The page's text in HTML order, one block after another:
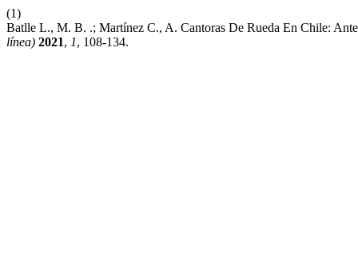
(1)
Batlle L., M. B. .; Martínez C., A. Cantoras De Rueda En Chile:
línea) 2021, 1, 108-134.